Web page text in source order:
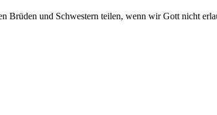
und Schwestern teilen, wenn wir Gott nicht